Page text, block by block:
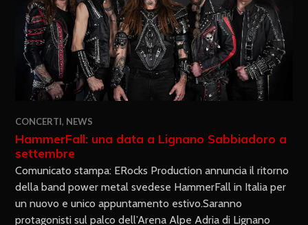
CONCERTI, NEWS
HammerFall: una data a Lignano Sabbiadoro a
settembre
Comunicato stampa: ERocks Production annuncia il ritorno
della band power metal svedese HammerFall in Italia per
un nuovo e unico appuntamento estivo.Saranno
protagonisti sul palco dell’Arena Alpe Adria di Lignano